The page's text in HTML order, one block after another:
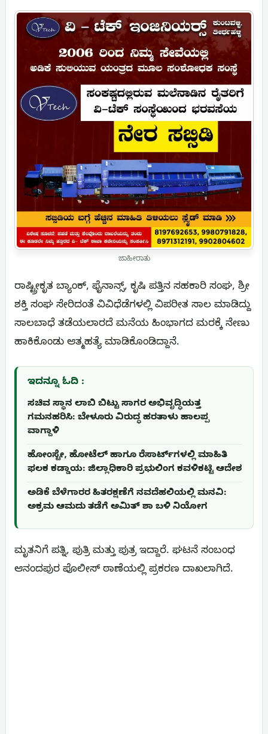
ಜಾಹೀರಾತು
ರಾಷ್ಟ್ರೀಕೃತ ಬ್ಯಾಂಕ್, ಫೈನಾನ್ಸ್, ಕೃಷಿ ಪತ್ತಿನ ಸಹಕಾರಿ ಸಂಘ, ಶ್ರೀ
ಶಕ್ತಿ ಸಂಘ ಸೇರಿದಂತೆ ವಿವಿಧೆಡೆಗಳಲ್ಲಿ ವಿಪರೀತ ಸಾಲ ಮಾಡಿದ್ದು
ಸಾಲಬಾಧೆ ತಡೆಯಲಾರದೆ ಮನೆಯ ಹಿಂಭಾಗದ ಮರಕ್ಕೆ ನೇಣು
ಹಾಕಿಕೊಂಡು ಆತ್ಮಹತ್ಯೆ ಮಾಡಿಕೊಂಡಿದ್ದಾನೆ.
ಇದನ್ನೂ ಓದಿ :
ಸಚಿವ ಸ್ಥಾನ ಲಾಬಿ ಬಿಟ್ಟು ಸಾಗರ ಅಭಿವೃದ್ಧಿಯತ್ತ
ಗಮನಹರಿಸಿ: ಬೇಳೂರು ವಿರುದ್ಧ ಹರತಾಳು ಹಾಲಪ್ಪ
ವಾಗ್ದಾಳಿ
ಹೋಂಸ್ಟೇ, ಹೋಟೆಲ್ ಹಾಗೂ ರೆಸಾರ್ಟ್‌ಗಳಲ್ಲಿ ಮಾಹಿತಿ
ಫಲಕ ಕಡ್ಡಾಯ: ಜಿಲ್ಲಾಧಿಕಾರಿ ಪ್ರಭುಲಿಂಗ ಕವಳಿಕಟ್ಟಿ ಆದೇಶ
ಅಡಿಕೆ ಬೆಳೆಗಾರರ ಹಿತರಕ್ಷಣೆಗೆ ನವದೆಹಲಿಯಲ್ಲಿ ಮನವಿ:
ಅಕ್ರಮ ಆಮದು ತಡೆಗೆ ಅಮಿತ್ ಶಾ ಬಳಿ ನಿಯೋಗ
ಮೃತನಿಗೆ ಪತ್ನಿ, ಪುತ್ರಿ ಮತ್ತು ಪುತ್ರ ಇದ್ದಾರೆ. ಘಟನೆ ಸಂಬಂಧ
ಆನಂದಪುರ ಪೊಲೀಸ್ ಠಾಣೆಯಲ್ಲಿ ಪ್ರಕರಣ ದಾಖಲಾಗಿದೆ.